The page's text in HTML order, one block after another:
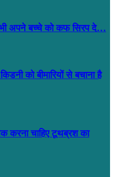
अपने बच्चे को कफ सिरप दे…
को बीमारियों से बचाना है
करना चाहिए टूथब्रश का